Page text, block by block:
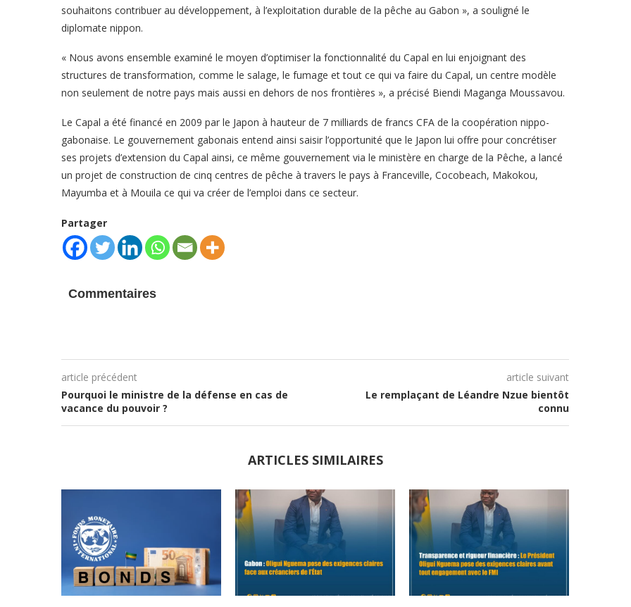
souhaitons contribuer au développement, à l’exploitation durable de la pêche au Gabon », a souligné le
diplomate nippon.
« Nous avons ensemble examiné le moyen d’optimiser la fonctionnalité du Capal en lui enjoignant des
structures de transformation, comme le salage, le fumage et tout ce qui va faire du Capal, un centre modèle
non seulement de notre pays mais aussi en dehors de nos frontières », a précisé Biendi Maganga Moussavou.
Le Capal a été financé en 2009 par le Japon à hauteur de 7 milliards de francs CFA de la coopération nippo-
gabonaise. Le gouvernement gabonais entend ainsi saisir l’opportunité que le Japon lui offre pour concrétiser
ses projets d’extension du Capal ainsi, ce même gouvernement via le ministère en charge de la Pêche, a lancé
un projet de construction de cinq centres de pêche à travers le pays à Franceville, Cocobeach, Makokou,
Mayumba et à Mouila ce qui va créer de l’emploi dans ce secteur.
Partager
Commentaires
article précédent
Pourquoi le ministre de la défense en cas de
vacance du pouvoir ?
article suivant
Le remplaçant de Léandre Nzue bientôt
connu
ARTICLES SIMILAIRES